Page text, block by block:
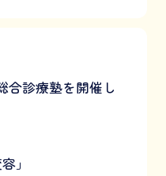
合診療塾を開催し
」